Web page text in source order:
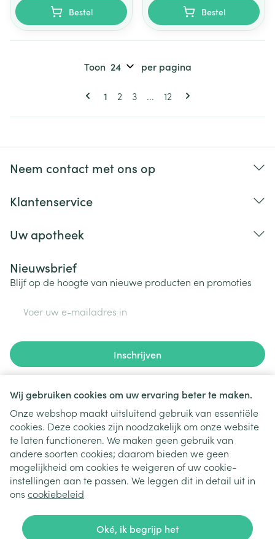
Wij gebruiken cookies om uw ervaring beter te maken.
Onze webshop maakt uitsluitend gebruik van essentiële
cookies. Deze cookies zijn noodzakelijk om onze website
te laten functioneren. We maken geen gebruik van
andere soorten cookies; daarom bieden we geen
mogelijkheid om cookies te weigeren of uw cookie-
instellingen aan te passen. We leggen dit in detail uit in
ons cookiebeleid
Oké, ik begrijp het
Bestel Bestel
Pagina's
U lees momenteel pagina
1 Pagina
2 Pagina
3 ... Pagina
12
Toon per pagina
Neem contact met ons op
Klantenservice
Uw apotheek
Nieuwsbrief
Blijf op de hoogte van nieuwe producten en promoties
Inschrijven
nieuwsbrief en gaat u akkoord met onzeprivacy policy.
Juridische links